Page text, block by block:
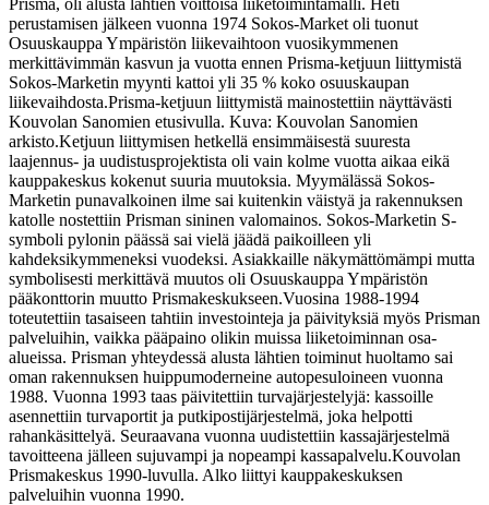
perustamisen jälkeen vuonna 1974 Sokos-Market oli tuonut
Osuuskauppa Ympäristön liikevaihtoon vuosikymmenen
merkittävimmän kasvun ja vuotta ennen Prisma-ketjuun liittymistä
Sokos-Marketin myynti kattoi yli 35 % koko osuuskaupan
liikevaihdosta.Prisma-ketjuun liittymistä mainostettiin näyttävästi
Kouvolan Sanomien etusivulla. Kuva: Kouvolan Sanomien
arkisto.Ketjuun liittymisen hetkellä ensimmäisestä suuresta
laajennus- ja uudistusprojektista oli vain kolme vuotta aikaa eikä
kauppakeskus kokenut suuria muutoksia. Myymälässä Sokos-
Marketin punavalkoinen ilme sai kuitenkin väistyä ja rakennuksen
katolle nostettiin Prisman sininen valomainos. Sokos-Marketin S-
symboli pylonin päässä sai vielä jäädä paikoilleen yli
kahdeksikymmeneksi vuodeksi. Asiakkaille näkymättömämpi mutta
symbolisesti merkittävä muutos oli Osuuskauppa Ympäristön
pääkonttorin muutto Prismakeskukseen.Vuosina 1988-1994
toteutettiin tasaiseen tahtiin investointeja ja päivityksiä myös Prisman
palveluihin, vaikka pääpaino olikin muissa liiketoiminnan osa-
alueissa. Prisman yhteydessä alusta lähtien toiminut huoltamo sai
oman rakennuksen huippumoderneine autopesuloineen vuonna
1988. Vuonna 1993 taas päivitettiin turvajärjestelyjä: kassoille
asennettiin turvaportit ja putkipostijärjestelmä, joka helpotti
rahankäsittelyä. Seuraavana vuonna uudistettiin kassajärjestelmä
tavoitteena jälleen sujuvampi ja nopeampi kassapalvelu.Kouvolan
Prismakeskus 1990-luvulla. Alko liittyi kauppakeskuksen
palveluihin vuonna 1990.